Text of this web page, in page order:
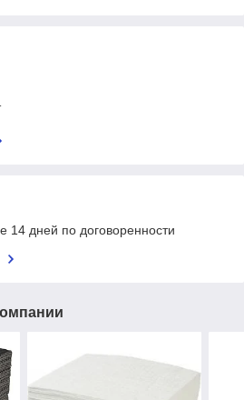
14 дней по договоренности